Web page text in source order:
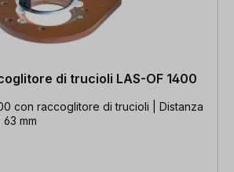
di trucioli LAS-OF 1400
con raccoglitore di trucioli | Distanza
mm